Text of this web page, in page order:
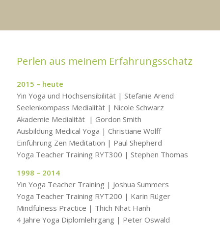
Perlen aus meinem Erfahrungsschatz
2015 – heute
Yin Yoga und Hochsensibilität | Stefanie Arend
Seelenkompass Medialität | Nicole Schwarz
Akademie Medialität | Gordon Smith
Ausbildung Medical Yoga | Christiane Wolff
Einführung Zen Meditation | Paul Shepherd
Yoga Teacher Training RYT300 | Stephen Thomas
1998 – 2014
Yin Yoga Teacher Training | Joshua Summers
Yoga Teacher Training RYT200 | Karin Rüger
Mindfulness Practice | Thich Nhat Hanh
4 Jahre Yoga Diplomlehrgang | Peter Oswald